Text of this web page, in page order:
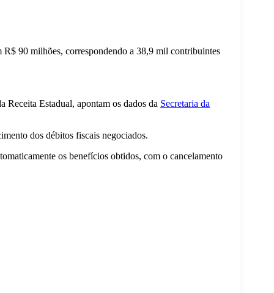
90 milhões, correspondendo a 38,9 mil contribuintes
Receita Estadual, apontam os dados da Secretaria da
dos débitos fiscais negociados.
os benefícios obtidos, com o cancelamento